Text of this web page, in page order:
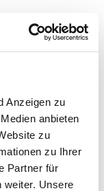
Anzeigen zu
anbieten
zu
zu Ihrer
Partner für
weiter. Unsere
Product finder
Samples order